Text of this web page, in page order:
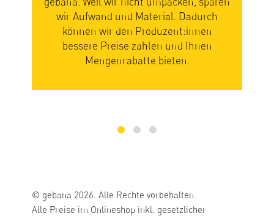
Dadurch
Sie warten also, bis sie reif und
die Reise zu Ihnen sind. Ihre
lohnt sich, weil Früchte und Gemüse
einfach am besten schmecken.
© gebana 2026. Alle Rechte vorbehalten.
Alle Preise im Onlineshop inkl. gesetzlicher